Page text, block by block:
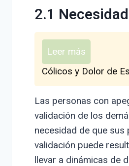
2.1
Leer más
Cólicos y Dolor de
Las personas con
validación de los
necesidad de que
validación puede
llevar a dinámicas de